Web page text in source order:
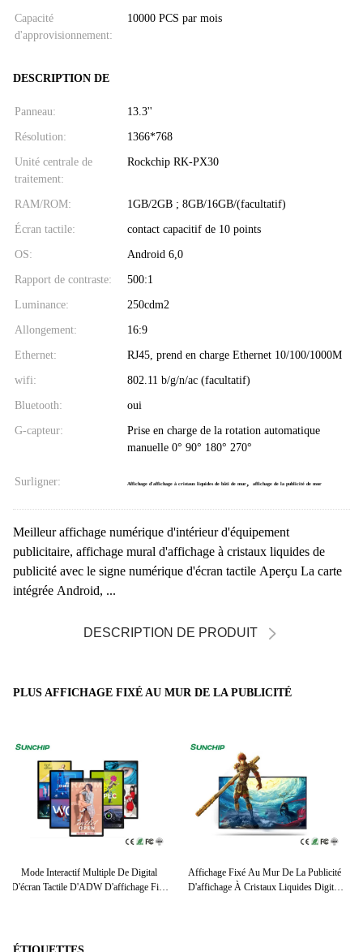
Capacité
d'approvisionnement:
10000 PCS par mois
DESCRIPTION DE
Panneau: 13.3''
Résolution: 1366*768
Unité centrale de
traitement:
Rockchip RK-PX30
RAM/ROM: 1GB/2GB ; 8GB/16GB/(facultatif)
Écran tactile: contact capacitif de 10 points
OS: Android 6,0
Rapport de contraste: 500:1
Luminance: 250cdm2
Allongement: 16:9
Ethernet: RJ45, prend en charge Ethernet 10/100/1000M
wifi: 802.11 b/g/n/ac (facultatif)
Bluetooth: oui
G-capteur:
Prise en charge de la rotation automatique
manuelle 0° 90° 180° 270°
Surligner: Affichage d'affichage à cristaux liquides de bâti de mur, affichage de la publicité de mur
Meilleur affichage numérique d'intérieur d'équipement
publicitaire, affichage mural d'affichage à cristaux liquides de
publicité avec le signe numérique d'écran tactile Aperçu La carte
intégrée Android, ...
DESCRIPTION DE PRODUIT
PLUS AFFICHAGE FIXÉ AU MUR DE LA PUBLICITÉ
Écran Tactile Fixé Au Mur Extérieur
D'intérieur De Wifi D'affichage De La
23,8" 24" 27" Affichage Fixé Au Mur De
La Publicité, Écrans Interactifs